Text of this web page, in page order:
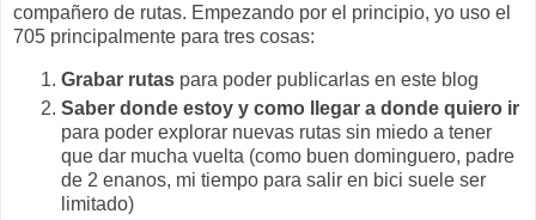
compañero de rutas. Empezando por el principio, yo uso el
705 principalmente para tres cosas:
Grabar rutas para poder publicarlas en este blog
Saber donde estoy y como llegar a donde quiero ir
para poder explorar nuevas rutas sin miedo a tener
que dar mucha vuelta (como buen dominguero, padre
de 2 enanos, mi tiempo para salir en bici suele ser
limitado)